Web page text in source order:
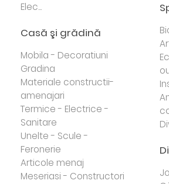
Elec...
Casă şi grădină
Mobila - Decoratiuni
Gradina
Materiale constructii-
amenajari
Termice - Electrice -
Sanitare
Unelte - Scule -
Feronerie
Articole menaj
Meseriasi - Constructori